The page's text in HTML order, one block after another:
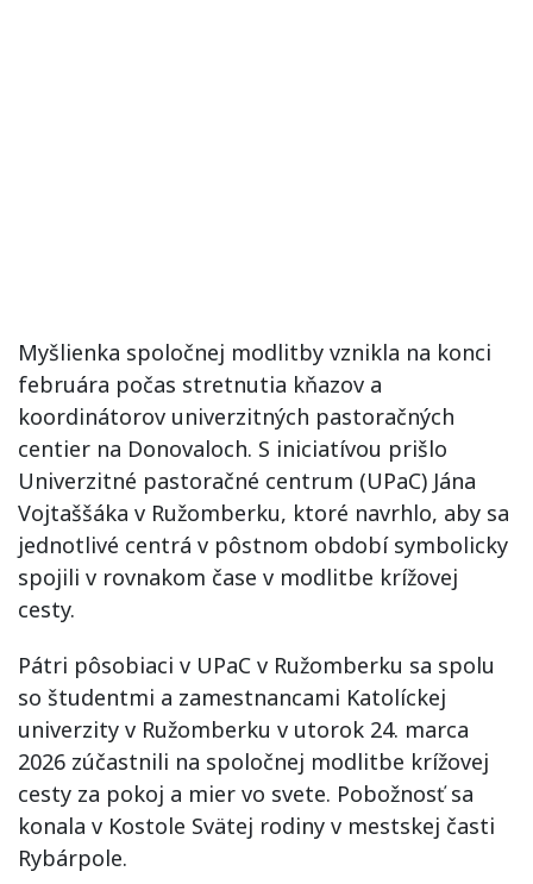
Myšlienka spoločnej modlitby vznikla na konci
februára počas stretnutia kňazov a
koordinátorov univerzitných pastoračných
centier na Donovaloch. S iniciatívou prišlo
Univerzitné pastoračné centrum (UPaC) Jána
Vojtaššáka v Ružomberku, ktoré navrhlo, aby sa
jednotlivé centrá v pôstnom období symbolicky
spojili v rovnakom čase v modlitbe krížovej
cesty.
Pátri pôsobiaci v UPaC v Ružomberku sa spolu
so študentmi a zamestnancami Katolíckej
univerzity v Ružomberku v utorok 24. marca
2026 zúčastnili na spoločnej modlitbe krížovej
cesty za pokoj a mier vo svete. Pobožnosť sa
konala v Kostole Svätej rodiny v mestskej časti
Rybárpole.